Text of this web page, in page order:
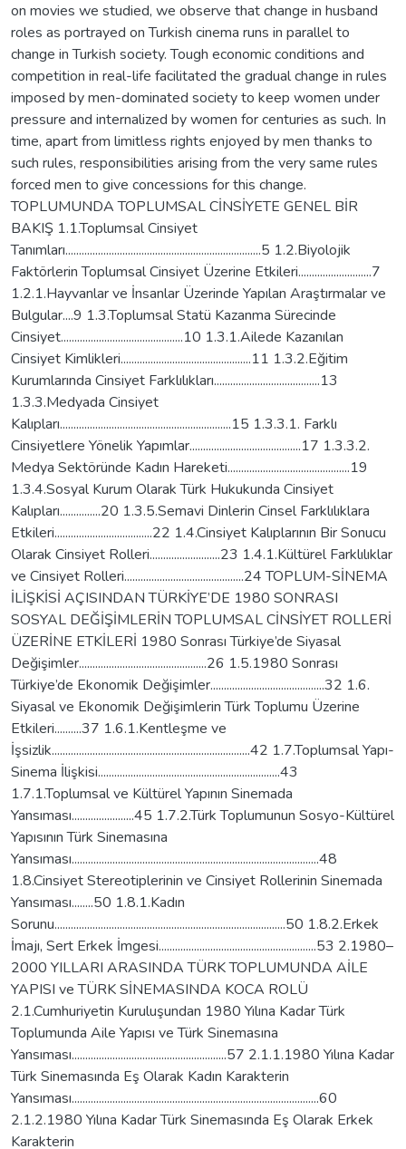
on movies we studied, we observe that change in husband
roles as portrayed on Turkish cinema runs in parallel to
change in Turkish society. Tough economic conditions and
competition in real-life facilitated the gradual change in rules
imposed by men-dominated society to keep women under
pressure and internalized by women for centuries as such. In
time, apart from limitless rights enjoyed by men thanks to
such rules, responsibilities arising from the very same rules
forced men to give concessions for this change.
TOPLUMUNDA TOPLUMSAL CİNSİYETE GENEL BİR
BAKIŞ 1.1.Toplumsal Cinsiyet
Tanımları........................................................................5 1.2.Biyolojik
Faktörlerin Toplumsal Cinsiyet Üzerine Etkileri...........................7
1.2.1.Hayvanlar ve İnsanlar Üzerinde Yapılan Araştırmalar ve
Bulgular....9 1.3.Toplumsal Statü Kazanma Sürecinde
Cinsiyet.............................................10 1.3.1.Ailede Kazanılan
Cinsiyet Kimlikleri................................................11 1.3.2.Eğitim
Kurumlarında Cinsiyet Farklılıkları.......................................13
1.3.3.Medyada Cinsiyet
Kalıpları...............................................................15 1.3.3.1. Farklı
Cinsiyetlere Yönelik Yapımlar.........................................17 1.3.3.2.
Medya Sektöründe Kadın Hareketi.............................................19
1.3.4.Sosyal Kurum Olarak Türk Hukukunda Cinsiyet
Kalıpları...............20 1.3.5.Semavi Dinlerin Cinsel Farklılıklara
Etkileri....................................22 1.4.Cinsiyet Kalıplarının Bir Sonucu
Olarak Cinsiyet Rolleri..........................23 1.4.1.Kültürel Farklılıklar
ve Cinsiyet Rolleri............................................24 TOPLUM-SİNEMA
İLİŞKİSİ AÇISINDAN TÜRKİYE’DE 1980 SONRASI
SOSYAL DEĞİŞİMLERİN TOPLUMSAL CİNSİYET ROLLERİ
ÜZERİNE ETKİLERİ 1980 Sonrası Türkiye’de Siyasal
Değişimler...............................................26 1.5.1980 Sonrası
Türkiye’de Ekonomik Değişimler..........................................32 1.6.
Siyasal ve Ekonomik Değişimlerin Türk Toplumu Üzerine
Etkileri..........37 1.6.1.Kentleşme ve
İşsizlik.........................................................................42 1.7.Toplumsal Yapı-
Sinema İlişkisi...................................................................43
1.7.1.Toplumsal ve Kültürel Yapının Sinemada
Yansıması.......................45 1.7.2.Türk Toplumunun Sosyo-Kültürel
Yapısının Türk Sinemasına
Yansıması...........................................................................................48
1.8.Cinsiyet Stereotiplerinin ve Cinsiyet Rollerinin Sinemada
Yansıması........50 1.8.1.Kadın
Sorunu.....................................................................................50 1.8.2.Erkek
İmajı, Sert Erkek İmgesi..........................................................53 2.1980–
2000 YILLARI ARASINDA TÜRK TOPLUMUNDA AİLE
YAPISI ve TÜRK SİNEMASINDA KOCA ROLÜ
2.1.Cumhuriyetin Kuruluşundan 1980 Yılına Kadar Türk
Toplumunda Aile Yapısı ve Türk Sinemasına
Yansıması.........................................................57 2.1.1.1980 Yılına Kadar
Türk Sinemasında Eş Olarak Kadın Karakterin
Yansıması...........................................................................................60
2.1.2.1980 Yılına Kadar Türk Sinemasında Eş Olarak Erkek
Karakterin